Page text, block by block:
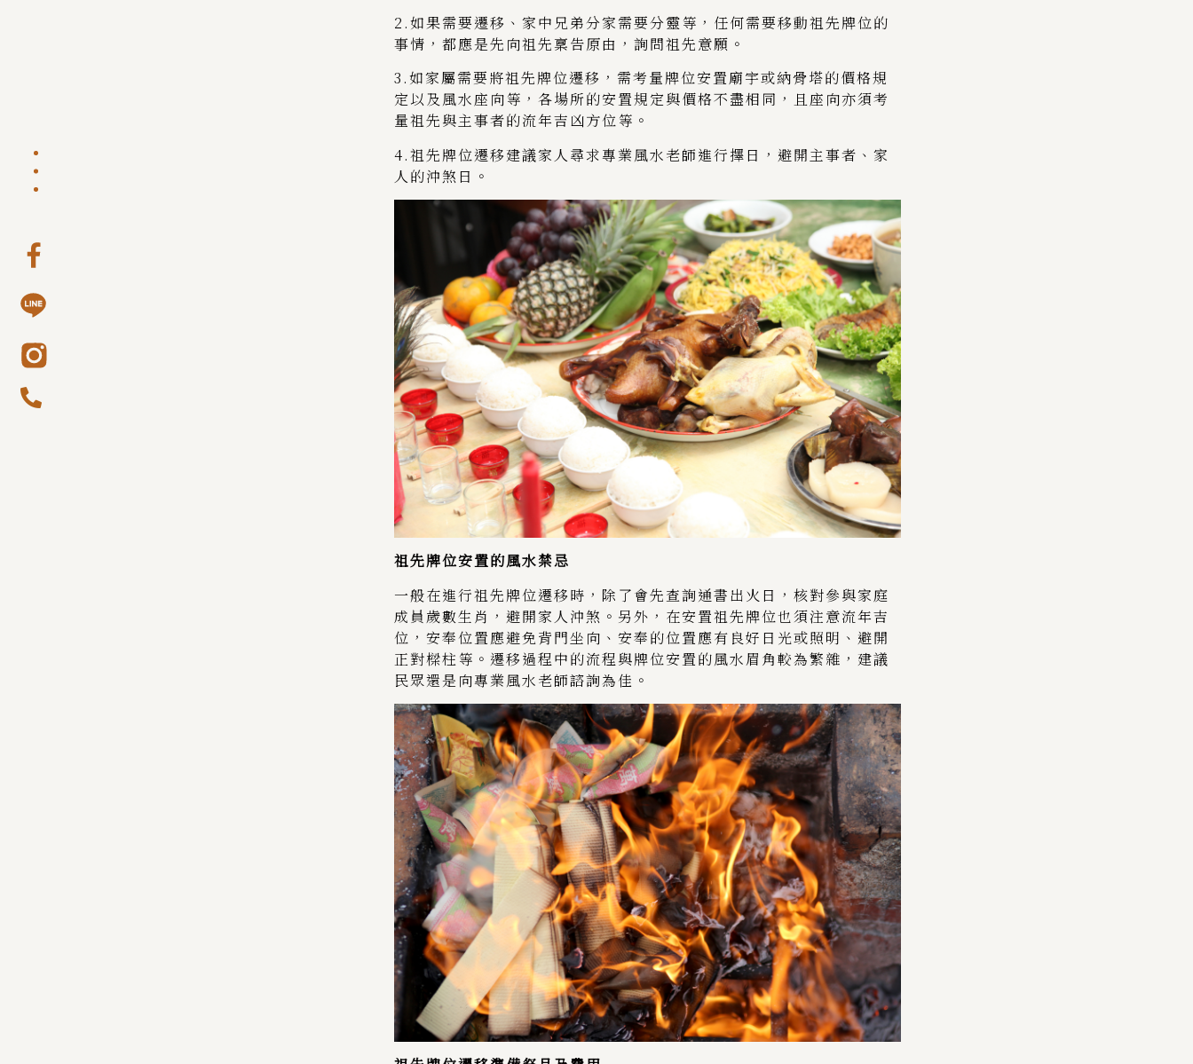
2.如果需要遷移、家中兄弟分家需要分靈等，任何需要移動祖先牌位的
事情，都應是先向祖先稟告原由，詢問祖先意願。
3.如家屬需要將祖先牌位遷移，需考量牌位安置廟宇或納骨塔的價格規
定以及風水座向等，各場所的安置規定與價格不盡相同，且座向亦須考
量祖先與主事者的流年吉凶方位等。
4.祖先牌位遷移建議家人尋求專業風水老師進行擇日，避開主事者、家
人的沖煞日。
祖先牌位安置的風水禁忌
一般在進行祖先牌位遷移時，除了會先查詢通書出火日，核對參與家庭
成員歲數生肖，避開家人沖煞。另外，在安置祖先牌位也須注意流年吉
位，安奉位置應避免背門坐向、安奉的位置應有良好日光或照明、避開
正對樑柱等。遷移過程中的流程與牌位安置的風水眉角較為繁雜，建議
民眾還是向專業風水老師諮詢為佳。